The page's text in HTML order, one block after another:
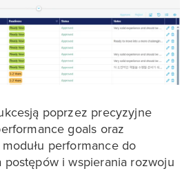
poprzez precyzyjne
goals oraz
performance do
postępów i wspierania rozwoju